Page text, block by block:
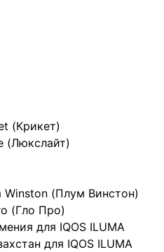
(Крикет)
(Люкслайт)
Winston (Плум Винстон)
(Гло Про)
для IQOS ILUMA
для IQOS ILUMA